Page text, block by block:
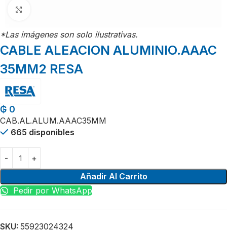
*Las imágenes son solo ilustrativas.
CABLE ALEACION ALUMINIO.AAAC
35MM2 RESA
₲ 0
CAB.AL.ALUM.AAAC35MM
665 disponibles
Añadir Al Carrito
Pedir por WhatsApp
SKU: 55923024324